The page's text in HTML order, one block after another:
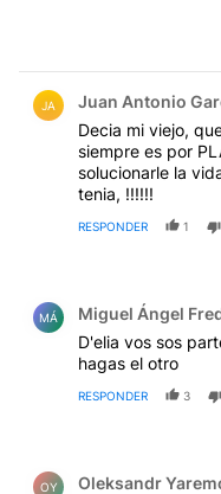
JA Juan Antonio
Decia mi viejo,
siempre es por
solucionarle la
tenia, !!!!!!
RESPONDER 1
MÁ Miguel Ángel
D'elia vos sos
hagas el otro
RESPONDER 3
OY Oleksandr